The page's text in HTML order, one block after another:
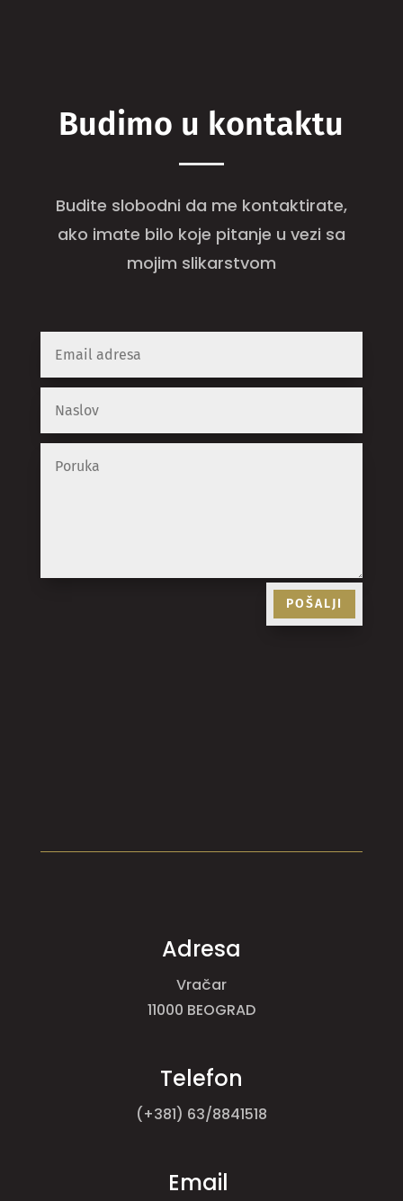
Budimo u kontaktu
Budite slobodni da me kontaktirate,
ako imate bilo koje pitanje u vezi sa
mojim slikarstvom
POŠALJI
Adresa
Vračar
11000 BEOGRAD
Telefon
(+381) 63/8841518
Email